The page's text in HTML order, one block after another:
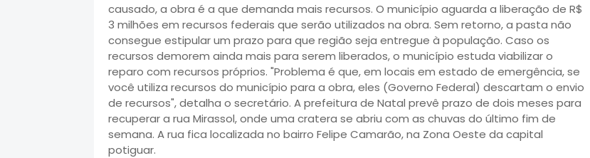
causado, a obra é a que demanda mais recursos. O município aguarda a liberação de R$
3 milhões em recursos federais que serão utilizados na obra. Sem retorno, a pasta não
consegue estipular um prazo para que região seja entregue à população. Caso os
recursos demorem ainda mais para serem liberados, o município estuda viabilizar o
reparo com recursos próprios. "Problema é que, em locais em estado de emergência, se
você utiliza recursos do município para a obra, eles (Governo Federal) descartam o envio
de recursos", detalha o secretário. A prefeitura de Natal prevê prazo de dois meses para
recuperar a rua Mirassol, onde uma cratera se abriu com as chuvas do último fim de
semana. A rua fica localizada no bairro Felipe Camarão, na Zona Oeste da capital
potiguar.